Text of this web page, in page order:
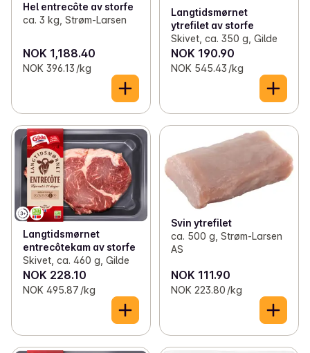
Hel entrecôte av storfe
ca. 3 kg, Strøm-Larsen
NOK 1,188.40
NOK 396.13 /kg
Langtidsmørnet
ytrefilet av storfe
Skivet, ca. 350 g, Gilde
NOK 190.90
NOK 545.43 /kg
Langtidsmørnet
entrecôtekam av storfe
Skivet, ca. 460 g, Gilde
NOK 228.10
NOK 495.87 /kg
Svin ytrefilet
ca. 500 g, Strøm-Larsen
AS
NOK 111.90
NOK 223.80 /kg